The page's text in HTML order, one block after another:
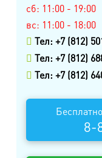
сб: 11:00 - 19:00
вс: 11:00 - 18:00
Тел: +7 (812)
Тел: +7 (812)
Тел: +7 (812)
8-